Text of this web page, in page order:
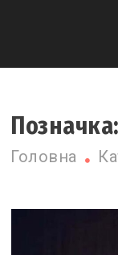
Позначка:
Головна